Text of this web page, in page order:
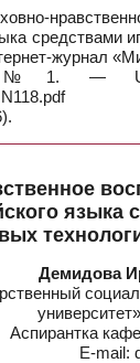
средствами
журнал
URL:
языка
Демидова
Аспирантка
E-mail: